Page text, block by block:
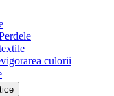
culorii